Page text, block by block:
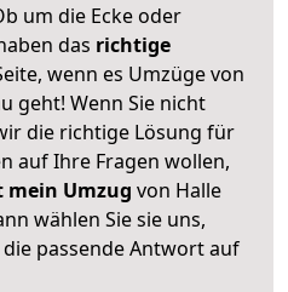
um die Ecke oder
das richtige
wenn es Umzüge von
geht! Wenn Sie nicht
die richtige Lösung für
auf Ihre Fragen wollen,
Umzug von Halle
wählen Sie sie uns,
passende Antwort auf